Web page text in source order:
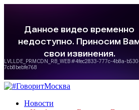
Новости